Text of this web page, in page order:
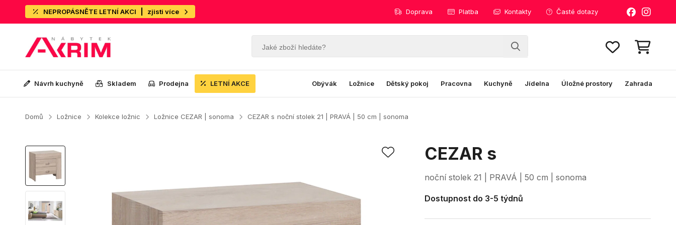
NEPROPÁSNĚTE LETNÍ AKCI zjisti více Doprava Platba Kontakty Časté dotazy
Návrh kuchyně Skladem Prodejna LETNÍ AKCE Obývák Ložnice Dětský pokoj Pracovna Kuchyně Jídelna Úložné prostory Zahrada
Domů Ložnice Kolekce ložnic Ložnice CEZAR | sonoma CEZAR s noční stolek 21 | PRAVÁ | 50 cm | sonoma
CEZAR s
noční stolek 21 | PRAVÁ | 50 cm | sonoma
Dostupnost do 3-5 týdnů